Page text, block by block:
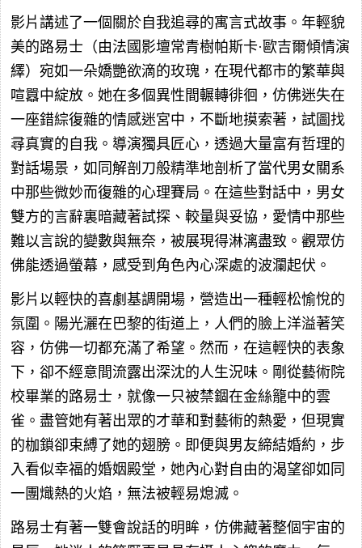
影片講述了一個關於自我追尋的寓言式故事。年輕貌
美的路易士（由法國影壇常青樹帕斯卡·歐吉爾傾情演
繹）宛如一朵嬌艷欲滴的玫瑰，在現代都市的繁華與
喧囂中綻放。她在多個異性間輾轉徘徊，仿佛迷失在
一座錯綜復雜的情感迷宮中，不斷地摸索著，試圖找
尋真實的自我。導演獨具匠心，透過大量富有哲理的
對話場景，如同解剖刀般精準地剖析了當代男女關系
中那些微妙而復雜的心理賽局。在這些對話中，男女
雙方的言辭裏暗藏著試探、較量與妥協，愛情中那些
難以言說的變數與無奈，被展現得淋漓盡致。觀眾仿
佛能透過螢幕，感受到角色內心深處的波瀾起伏。
影片以輕快的喜劇基調開場，營造出一種輕松愉悅的
氛圍。陽光灑在巴黎的街道上，人們的臉上洋溢著笑
容，仿佛一切都充滿了希望。然而，在這輕快的表象
下，卻不經意間流露出深沈的人生況味。剛從藝術院
校畢業的路易士，就像一只被禁錮在金絲籠中的雲
雀。盡管她有著出眾的才華和對藝術的熱愛，但現實
的枷鎖卻束縛了她的翅膀。即便與男友締結婚約，步
入看似幸福的婚姻殿堂，她內心對自由的渴望卻如同
一團熾熱的火焰，無法被輕易熄滅。
路易士有著一雙會說話的明眸，仿佛藏著整個宇宙的